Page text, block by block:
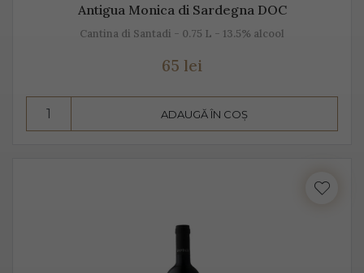
acolo unde sunt peste 150 de producători. Toți aceștia s-
au asociat într-un Consorțiu pentru a proteja acest vin
spumant italian, cunoscut sub această denumire.
Consumă Prosecco, un vin cunoscut pentru
Prosecco este un vin cunoscut pentru prospețime, este
un vin care nu fermentează după îmbuteliere și care se
scăzut de alcool, astfel că este preferat atât de bărbați,
Antigua Monica di Sardegna DOC
Cantina di Santadi - 0.75 L - 13.5% alcool
65 lei
ADAUGĂ ÎN COȘ